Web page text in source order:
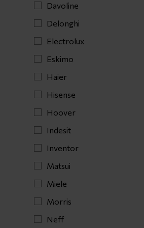
Davoline
Delonghi
Electrolux
Eskimo
Haier
Hisense
Hoover
Indesit
Inventor
Matsui
Miele
Morris
Neff